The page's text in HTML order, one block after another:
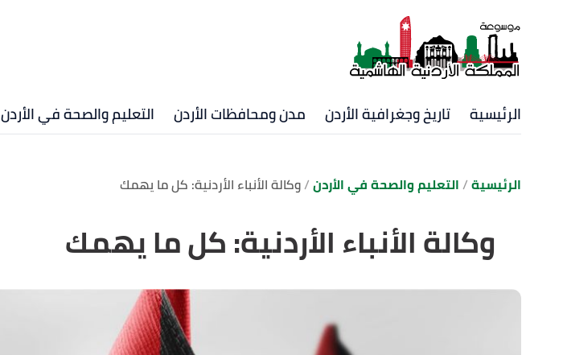
الرئيسية تاريخ وجغرافية الأردن مدن ومحافظات الأردن التعليم والصحة في الأردن
الرئيسية التعليم والصحة في الأردن وكالة الأنباء الأردنية: كل ما يهمك
وكالة الأنباء الأردنية: كل ما يهمك